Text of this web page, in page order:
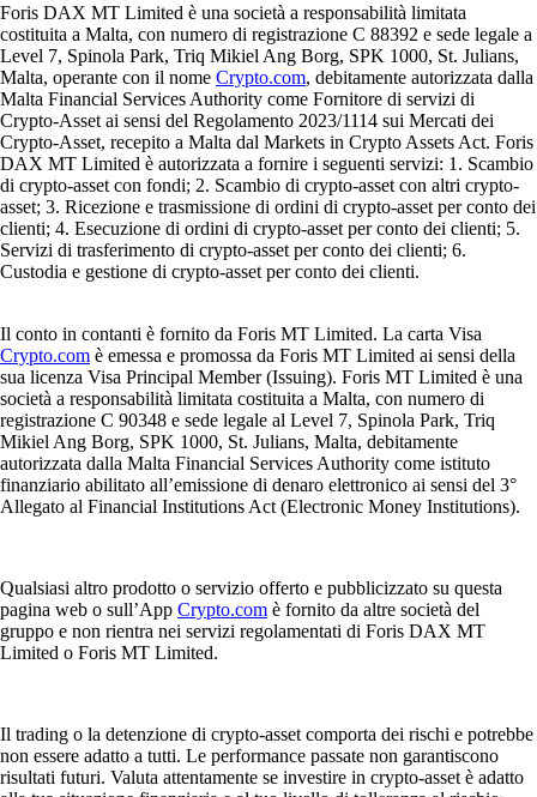
Foris DAX MT Limited è una società a responsabilità limitata
costituita a Malta, con numero di registrazione C 88392 e sede legale a
Level 7, Spinola Park, Triq Mikiel Ang Borg, SPK 1000, St. Julians,
Malta, operante con il nome Crypto.com, debitamente autorizzata dalla
Malta Financial Services Authority come Fornitore di servizi di
Crypto-Asset ai sensi del Regolamento 2023/1114 sui Mercati dei
Crypto-Asset, recepito a Malta dal Markets in Crypto Assets Act. Foris
DAX MT Limited è autorizzata a fornire i seguenti servizi: 1. Scambio
di crypto-asset con fondi; 2. Scambio di crypto-asset con altri crypto-
asset; 3. Ricezione e trasmissione di ordini di crypto-asset per conto dei
clienti; 4. Esecuzione di ordini di crypto-asset per conto dei clienti; 5.
Servizi di trasferimento di crypto-asset per conto dei clienti; 6.
Custodia e gestione di crypto-asset per conto dei clienti.
Il conto in contanti è fornito da Foris MT Limited. La carta Visa
Crypto.com è emessa e promossa da Foris MT Limited ai sensi della
sua licenza Visa Principal Member (Issuing). Foris MT Limited è una
società a responsabilità limitata costituita a Malta, con numero di
registrazione C 90348 e sede legale al Level 7, Spinola Park, Triq
Mikiel Ang Borg, SPK 1000, St. Julians, Malta, debitamente
autorizzata dalla Malta Financial Services Authority come istituto
finanziario abilitato all’emissione di denaro elettronico ai sensi del 3°
Allegato al Financial Institutions Act (Electronic Money Institutions).
Qualsiasi altro prodotto o servizio offerto e pubblicizzato su questa
pagina web o sull’App Crypto.com è fornito da altre società del
gruppo e non rientra nei servizi regolamentati di Foris DAX MT
Limited o Foris MT Limited.
Il trading o la detenzione di crypto-asset comporta dei rischi e potrebbe
non essere adatto a tutti. Le performance passate non garantiscono
risultati futuri. Valuta attentamente se investire in crypto-asset è adatto